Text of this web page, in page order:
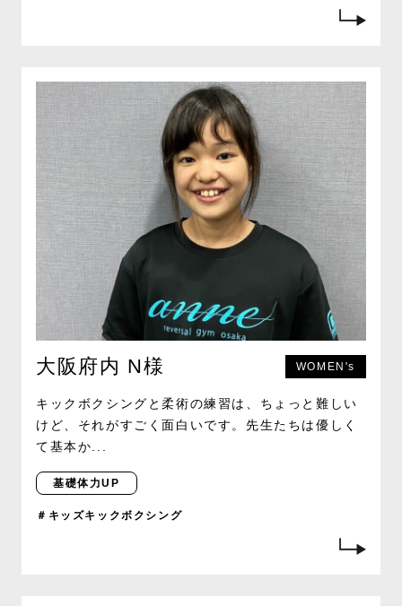
大阪府内 N様 WOMEN's
キックボクシングと柔術の練習は、ちょっと難しい
けど、それがすごく面白いです。先生たちは優しく
て基本か...
基礎体力UP
＃キッズキックボクシング